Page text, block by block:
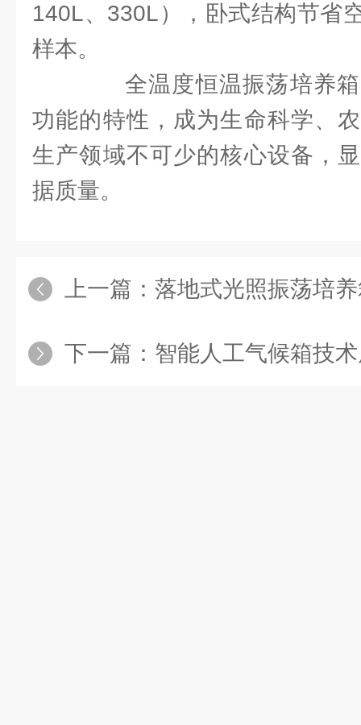
140L、330L），卧式结构节省
样本。
全温度恒温振荡培养箱
功能的特性，成为生命科学、
生产领域不可少的核心设备，
据质量。
上一篇： 落地式光照振荡培养箱：
下一篇： 智能人工气候箱技